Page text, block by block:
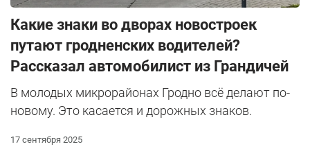
Какие знаки во дворах новостроек
путают гродненских водителей?
Рассказал автомобилист из Грандичей
В молодых микрорайонах Гродно всё делают по-
новому. Это касается и дорожных знаков.
17 сентября 2025